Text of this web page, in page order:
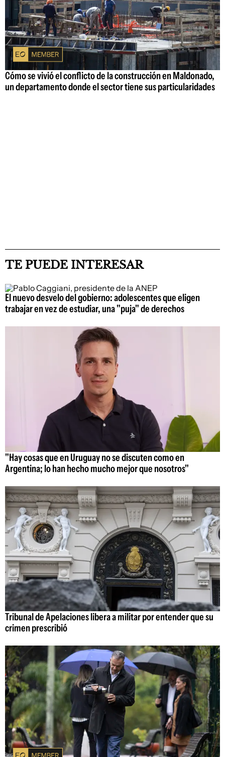
Cómo se vivió el conflicto de la construcción en Maldonado,
un departamento donde el sector tiene sus particularidades
TE PUEDE INTERESAR
El nuevo desvelo del gobierno: adolescentes que eligen
trabajar en vez de estudiar, una "puja" de derechos
"Hay cosas que en Uruguay no se discuten como en
Argentina; lo han hecho mucho mejor que nosotros"
Tribunal de Apelaciones libera a militar por entender que su
crimen prescribió